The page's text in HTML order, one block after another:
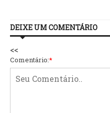
DEIXE UM COMENTÁRIO
<<
Comentário:*